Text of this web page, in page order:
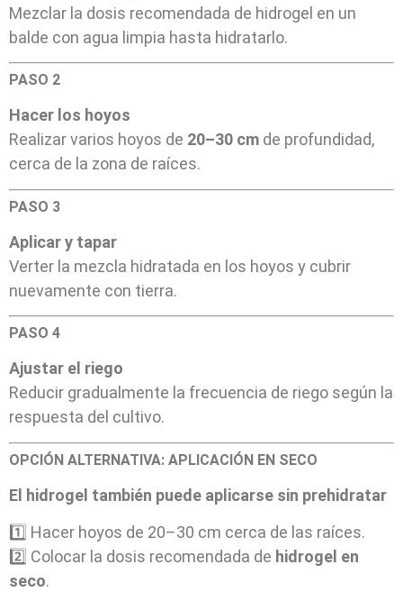
Mezclar la dosis recomendada de hidrogel en un
balde con agua limpia hasta hidratarlo.
PASO 2
Hacer los hoyos
Realizar varios hoyos de 20–30 cm de profundidad,
cerca de la zona de raíces.
PASO 3
Aplicar y tapar
Verter la mezcla hidratada en los hoyos y cubrir
nuevamente con tierra.
PASO 4
Ajustar el riego
Reducir gradualmente la frecuencia de riego según la
respuesta del cultivo.
OPCIÓN ALTERNATIVA: APLICACIÓN EN SECO
El hidrogel también puede aplicarse sin prehidratar
1️⃣ Hacer hoyos de 20–30 cm cerca de las raíces.
2️⃣ Colocar la dosis recomendada de hidrogel en
seco.